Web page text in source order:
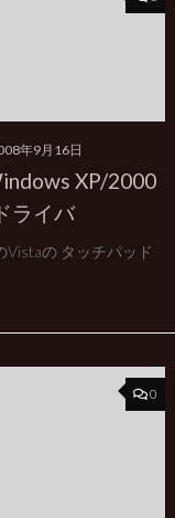
年9月16日
XP/2000
ライバ
の タッチパッド
0